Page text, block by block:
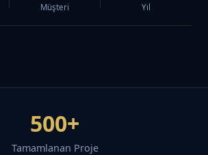
Müşteri Yıl
500+
Tamamlanan Proje